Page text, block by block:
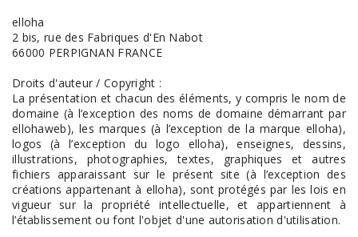
elloha
2 bis, rue des Fabriques d'En Nabot
66000 PERPIGNAN FRANCE
Droits d'auteur / Copyright :
La présentation et chacun des éléments, y compris le nom de
domaine (à l’exception des noms de domaine démarrant par
ellohaweb), les marques (à l’exception de la marque elloha),
logos (à l’exception du logo elloha), enseignes, dessins,
illustrations, photographies, textes, graphiques et autres
fichiers apparaissant sur le présent site (à l’exception des
créations appartenant à elloha), sont protégés par les lois en
vigueur sur la propriété intellectuelle, et appartiennent à
l’établissement ou font l'objet d'une autorisation d'utilisation.